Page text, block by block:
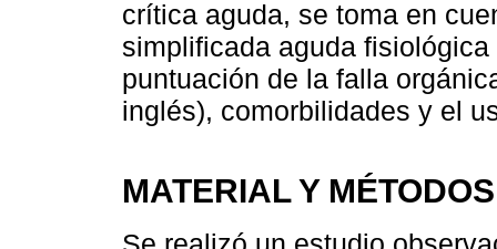
crítica aguda, se toma en
simplificada aguda
puntuación de la falla
inglés), comorbilidades y el
MATERIAL Y MÉTODOS